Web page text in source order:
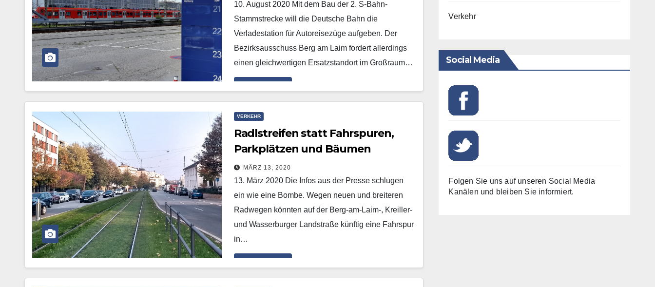
10. August 2020 Mit dem Bau der 2. S-Bahn-
Stammstrecke will die Deutsche Bahn die
Verladestation für Autoreisezüge aufgeben. Der
Bezirksausschuss Berg am Laim fordert allerdings
einen gleichwertigen Ersatzstandort im Großraum…
VERKEHR
Radlstreifen statt Fahrspuren,
Parkplätzen und Bäumen
MÄRZ 13, 2020
13. März 2020 Die Infos aus der Presse schlugen
ein wie eine Bombe. Wegen neuen und breiteren
Radwegen könnten auf der Berg-am-Laim-, Kreiller-
und Wasserburger Landstraße künftig eine Fahrspur
in…
Verkehr
Social Media
Folgen Sie uns auf unseren Social Media
Kanälen und bleiben Sie informiert.